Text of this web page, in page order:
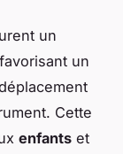
un
un
Cette
enfants et